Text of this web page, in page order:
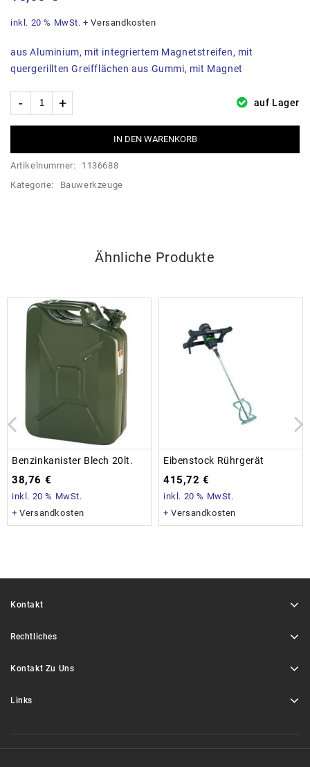
inkl. 20 % MwSt. +Versandkosten
aus Aluminium, mit integriertem Magnetstreifen, mit
quergerillten Greifflächen aus Gummi, mit Magnet
auf Lager
IN DEN WARENKORB
Artikelnummer:
1136688
Kategorie:
Bauwerkzeuge
Ähnliche Produkte
Benzinkanister Blech 20lt.
38,76 €
inkl. 20 % MwSt.
+Versandkosten
Eibenstock Rührgerät
415,72€
inkl. 20 % MwSt.
+Versandkosten
Kontakt
Rechtliches
Kontakt Zu Uns
Links